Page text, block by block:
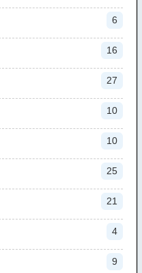
6
16
27
10
10
25
21
4
9